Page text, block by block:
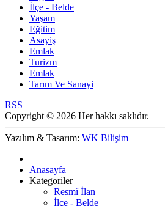
İlçe - Belde
Yaşam
Eğitim
Asayiş
Emlak
Turizm
Emlak
Tarım Ve Sanayi
RSS
Copyright © 2026 Her hakkı saklıdır.
Yazılım & Tasarım: WK Bilişim
Anasayfa
Kategoriler
Resmî İlan
İlçe - Belde